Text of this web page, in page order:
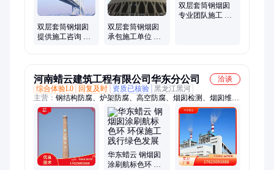
双层套筒钢烟囱
提供施工咨询 烟
双层套筒钢烟囱
承包施工单位 烟
双层套筒钢烟囱
专业团队施工 烟
河南蜡云建筑工程有限公司华东分公司
洽谈
综合体验L0
回复及时 资质已核验 黑龙江黑河
主营： 钢结构防腐、炉架防腐、高空防腐、烟囱检测、烟囱维
修、烟囱防腐、烟囱拆除、烟囱美化、烟囱新建、烟囱安装、烟
囱滑模、烟囱加固、烟囱安装避雷针、烟囱安装航空障碍灯、烟
囱粉刷、烟囱脱硫、烟囱改造、安装钢烟囱、砖烟囱拆除、电厂
烟囱防腐、高空作业、凉水塔防腐、高空拆除
华东蜡云 钢烟囱
涂刷航标色环 环